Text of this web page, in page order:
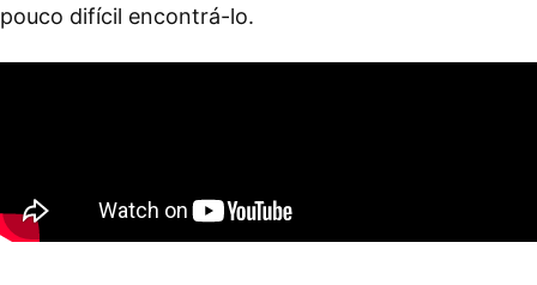
pouco difícil encontrá-lo.